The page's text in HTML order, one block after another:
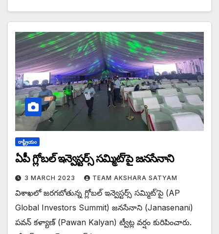
రాష్ట్రీయం
ఏపీ గ్లోబల్ ఇన్వెస్టర్స్ సమ్మిట్’పై జనసేనాని
3 MARCH 2023 TEAM AKSHARA SATYAM
విశాఖలో జరగబోతున్న గ్లోబల్ ఇన్వెస్టర్స్ సమ్మిట్’పై (AP
Global Investors Summit) జనసేనాని (Janasenani)
పవన్ కళ్యాణ్ (Pawan Kalyan) ట్వీట్ల వర్షం కురిపించారు.